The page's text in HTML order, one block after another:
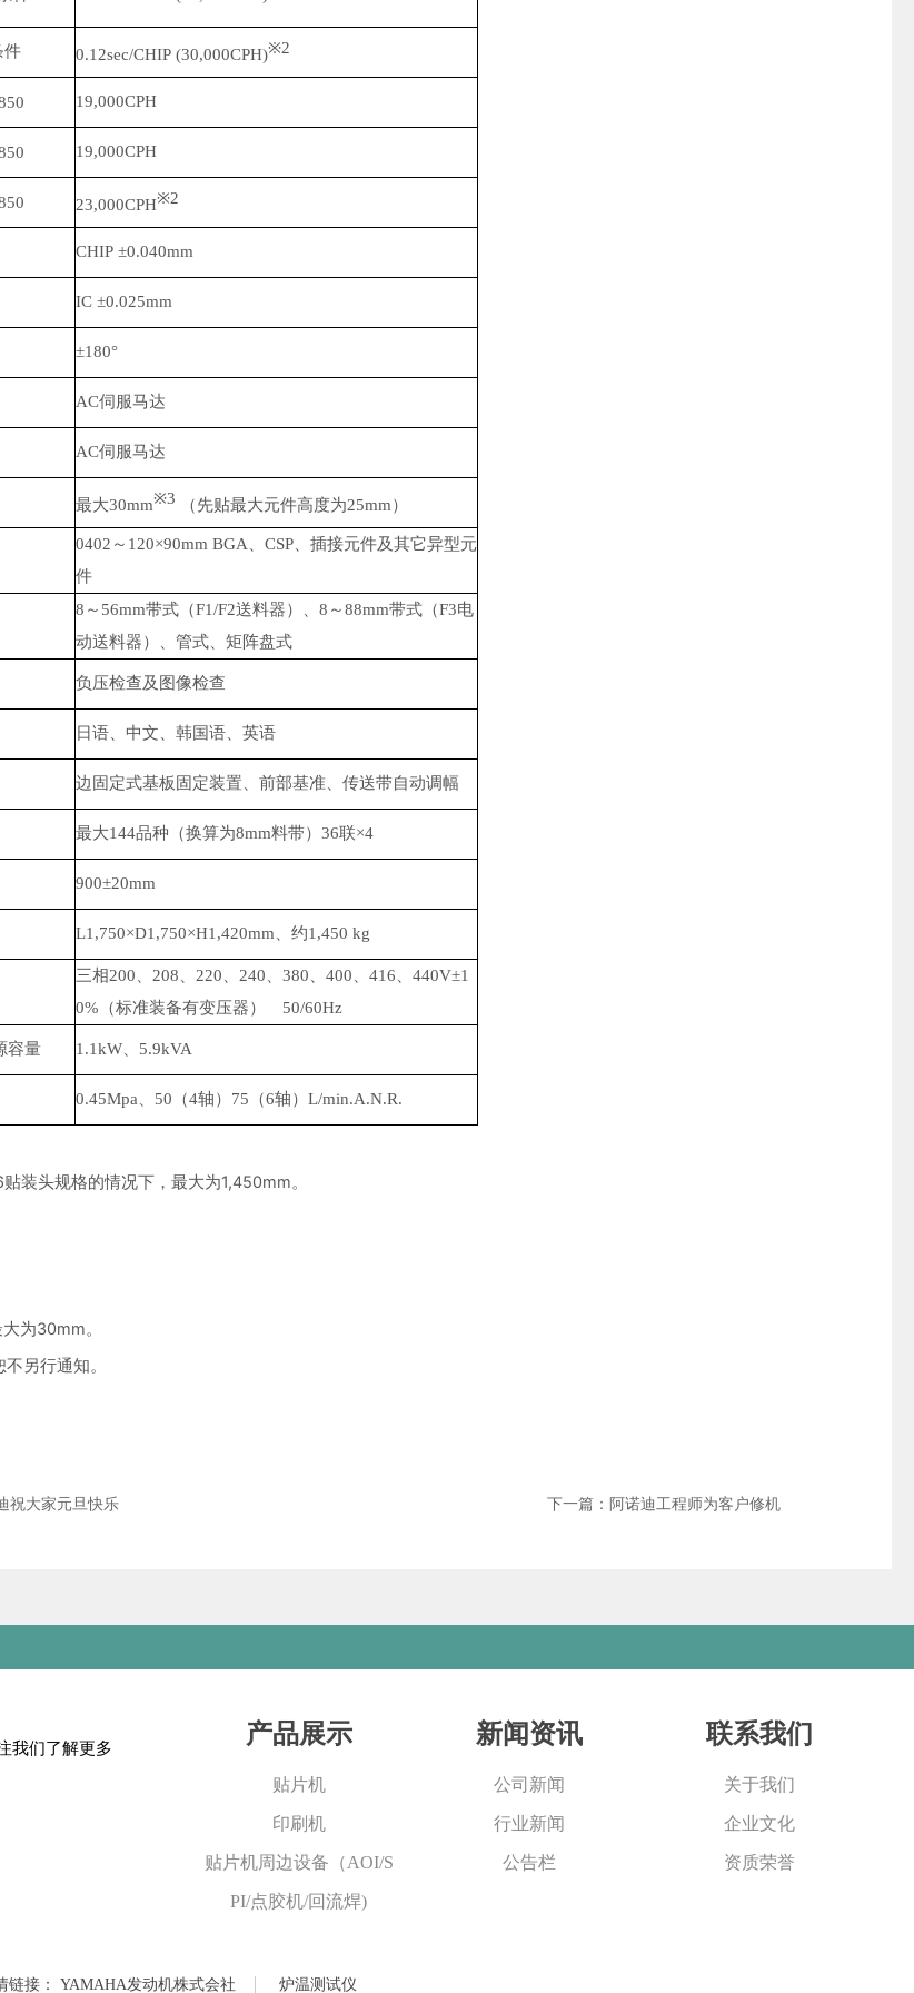
件 0.12sec/CHIP (30,000CPH)※2
19,000CPH
19,000CPH
23,000CPH※2
CHIP ±0.040mm
IC ±0.025mm
±180°
AC伺服马达
AC伺服马达
最大30mm※3 （先贴最大元件高度为25mm）
0402～120×90mm BGA、CSP、插接元件及其它异型元
件
8～56mm带式（F1/F2送料器）、8～88mm带式（F3电
动送料器）、管式、矩阵盘式
负压检查及图像检查
日语、中文、韩国语、英语
边固定式基板固定装置、前部基准、传送带自动调幅
最大144品种（换算为8mm料带）36联×4
900±20mm
L1,750×D1,750×H1,420mm、约1,450 kg
三相200、208、220、240、380、400、416、440V±1
0%（标准装备有变压器） 50/60Hz
容量 1.1kW、5.9kVA
0.45Mpa、50（4轴）75（6轴）L/min.A.N.R.
装头规格的情况下，最大为1,450mm。
为30mm。
另行通知。
祝大家元旦快乐 下一篇：阿诺迪工程师为客户修机
我们了解更多 产品展示
贴片机
印刷机
贴片机周边设备（AOI/S
PI/点胶机/回流焊)
新闻资讯
公司新闻
行业新闻
公告栏
联系我们
关于我们
企业文化
资质荣誉
链接： YAMAHA发动机株式会社 炉温测试仪